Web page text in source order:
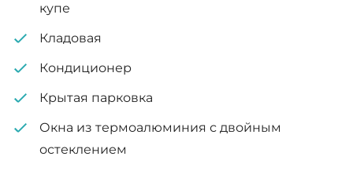
купе
Кладовая
Кондиционер
Крытая парковка
Окна из термоалюминия с двойным
остеклением